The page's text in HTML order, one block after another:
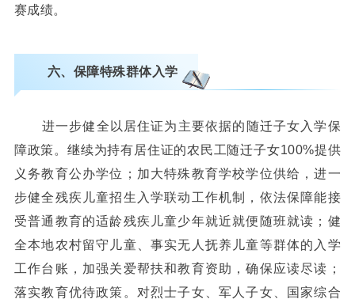
赛成绩。
六、保障特殊群体入学
进一步健全以居住证为主要依据的随迁子女入学保
障政策。继续为持有居住证的农民工随迁子女100%提供
义务教育公办学位；加大特殊教育学校学位供给，进一
步健全残疾儿童招生入学联动工作机制，依法保障能接
受普通教育的适龄残疾儿童少年就近就便随班就读；健
全本地农村留守儿童、事实无人抚养儿童等群体的入学
工作台账，加强关爱帮扶和教育资助，确保应读尽读；
落实教育优待政策。对烈士子女、军人子女、国家综合